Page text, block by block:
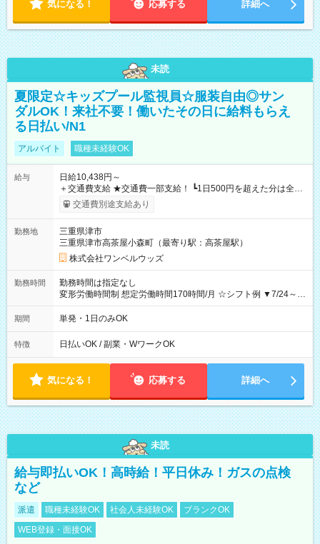
気になる！ 応募する 詳細へ
未読
夏限定☆キッズプール監視員☆服装自由◎サン
ダルOK！来社不要！働いたその日に給料もらえ
る日払い/N1
アルバイト 職種未経験OK
給与
日給10,438円～
＋交通費支給 ★交通費一部支給！ ┗1日500円を超えた分は全額
支給！ ※往復500円以内の方は自己負担となります ★日払い
OK！（規定あり） ┗働いたその日に現金GET♪ お仕事後はコン
期間なし
交通費別途支給あり
勤務地
三重県津市
三重県津市高茶屋小森町（最寄り駅：高茶屋駅）
株式会社ワンベルウッズ
勤務時間
勤務時間は指定なし
変形労働時間制 想定労働時間170時間/月 ☆シフト例 ▼7/24～
8/31 10：45～18：30
期間 単発・1日のみOK
特徴 日払いOK / 副業・WワークOK
気になる！ 応募する 詳細へ
未読
給与即払いOK！高時給！平日休み！ガスの点検
など
派遣 職種未経験OK 社会人未経験OK
ブランクOK
WEB登録・面接OK